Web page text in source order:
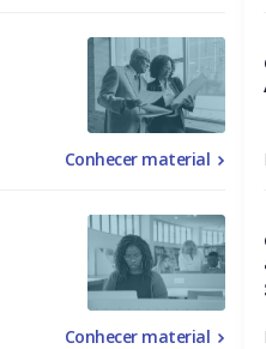
Conhecer material
Conhecer material